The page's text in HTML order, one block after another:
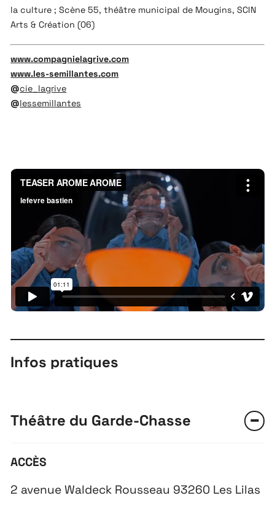
la culture ; Scène 55,théâtre municipal de Mougins, SCIN
Arts & Création (06)
www.compagnielagrive.com
www.les-semillantes.com
@cie_lagrive
@lessemillantes
Infos pratiques
Théâtre du Garde-Chasse
ACCÈS
2 avenue Waldeck Rousseau 93260 Les Lilas